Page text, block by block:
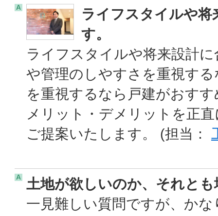
A
ライフスタイルや
す。
ライフスタイルや将来設計
や管理のしやすさを重視す
を重視するなら戸建がおす
メリット・デメリットを正
ご提案いたします。 (担当：
A
土地が欲しいのか、それと
一見難しい質問ですが、か